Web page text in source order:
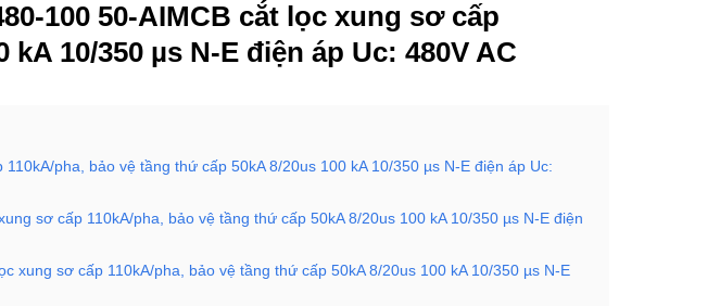
100 50-AIMCB cắt lọc xung sơ cấp
10/350 µs N-E điện áp Uc: 480V AC
pha, bảo vệ tầng thứ cấp 50kA 8/20us 100 kA 10/350 µs N-E điện áp Uc:
sơ cấp 110kA/pha, bảo vệ tầng thứ cấp 50kA 8/20us 100 kA 10/350 µs N-E điện
xung sơ cấp 110kA/pha, bảo vệ tầng thứ cấp 50kA 8/20us 100 kA 10/350 µs N-E